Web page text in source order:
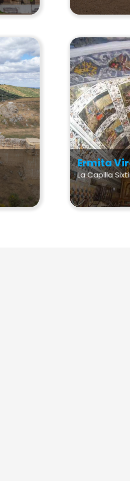
Ermita
La Capilla